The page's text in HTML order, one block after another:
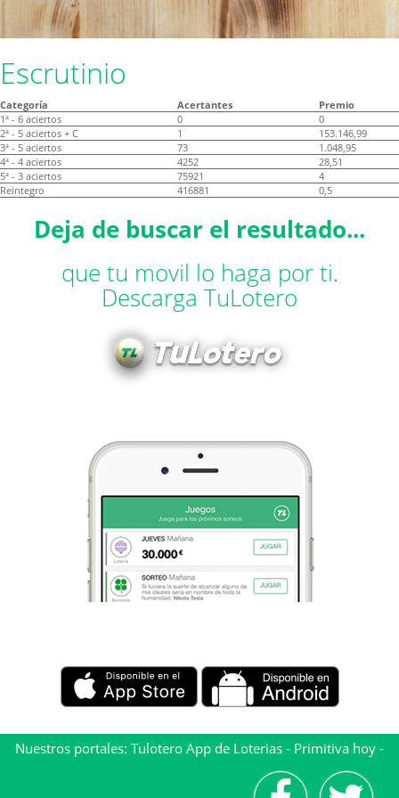
Escrutinio
Categoría Acertantes
Premio
1ª - 6 aciertos
0
0
2ª - 5 aciertos + C
1
153.146,99
3ª - 5 aciertos
73
1.048,95
4ª - 4 aciertos
4252
28,51
5ª - 3 aciertos
75921
4
Reintegro
416881 0,5
Deja de buscar el resultado...
que tu movil lo haga por ti.
Descarga TuLotero
Nuestros portales: Tulotero App de Loterias - Primitiva hoy -